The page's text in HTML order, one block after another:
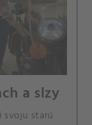
a slzy
svoju starú